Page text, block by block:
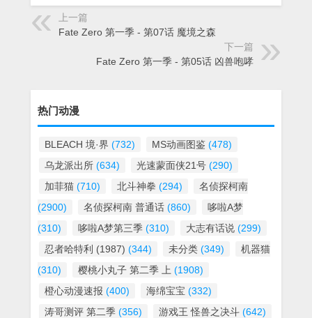
上一篇
Fate Zero 第一季 - 第07话 魔境之森
下一篇
Fate Zero 第一季 - 第05话 凶兽咆哮
热门动漫
BLEACH 境·界 (732) MS动画图鉴 (478)
乌龙派出所 (634) 光速蒙面侠21号 (290)
加菲猫 (710) 北斗神拳 (294)
名侦探柯南
(2900)
名侦探柯南 普通话 (860)
哆啦A梦
(310)
哆啦A梦第三季 (310) 大志有话说 (299)
忍者哈特利 (1987) (344) 未分类 (349)
机器猫
(310)
樱桃小丸子 第二季 上 (1908)
橙心动漫速报 (400) 海绵宝宝 (332)
涛哥测评 第二季 (356) 游戏王 怪兽之决斗 (642)